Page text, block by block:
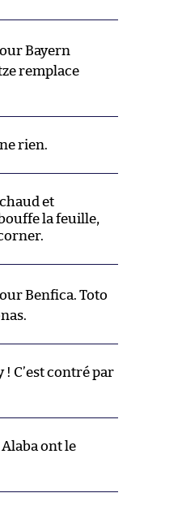
Bayern
remplace
rien.
et
la feuille,
Benfica. Toto
! C’est contré par
ont le